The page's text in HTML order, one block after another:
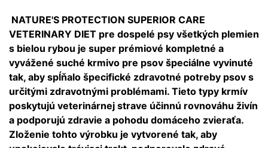
NATURE'S PROTECTION SUPERIOR CARE
VETERINARY DIET pre dospelé psy všetkých plemien
s bielou rybou je super prémiové kompletné a
vyvážené suché krmivo pre psov špeciálne vyvinuté
tak, aby spĺňalo špecifické zdravotné potreby psov s
určitými zdravotnými problémami. Tieto typy krmív
poskytujú veterinárnej strave účinnú rovnováhu živín
a podporujú zdravie a pohodu domáceho zvieraťa.
Zloženie tohto výrobku je vytvorené tak, aby